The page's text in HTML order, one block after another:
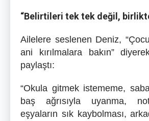
“Belirtileri tek tek değil,
Ailelere seslenen Deniz,
ani kırılmalara bakın”
paylaştı:
“Okula gitmek istememe,
baş ağrısıyla uyanma,
eşyaların sık kaybolması,